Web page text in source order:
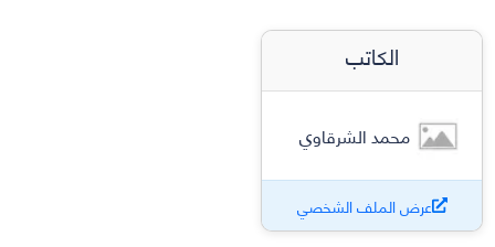
الكاتب
محمد الشرقاوي
عرض الملف الشخصي